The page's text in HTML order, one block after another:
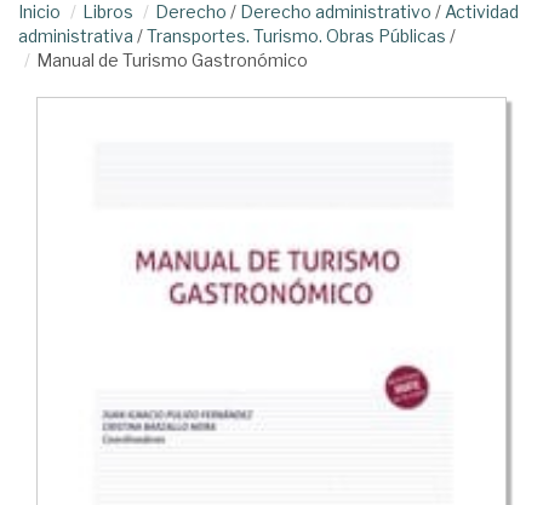
Inicio Libros Derecho / Derecho administrativo / Actividad
administrativa /Transportes. Turismo. Obras Públicas /
Manual de Turismo Gastronómico